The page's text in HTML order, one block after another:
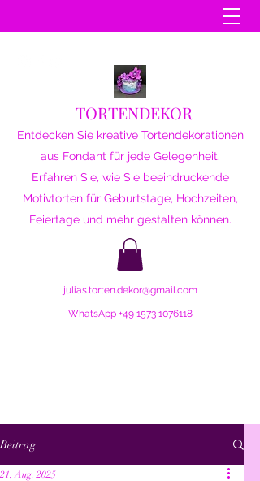
TORTENDEKOR
Entdecken Sie kreative Tortendekorationen
aus Fondant für jede Gelegenheit.
Erfahren Sie, wie Sie beeindruckende
Motivtorten für Geburtstage, Hochzeiten,
Feiertage und mehr gestalten können.
julias.torten.dekor@gmail.com
WhatsApp +49 1573 1076118
Beitrag
21. Aug. 2025